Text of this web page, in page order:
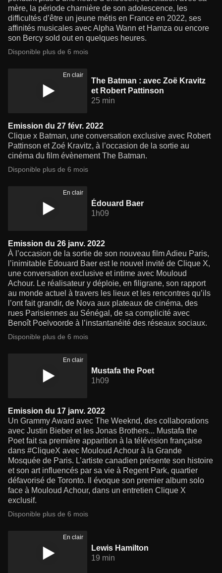
mère, la période charnière de son adolescence, les
difficultés d’être un jeune métis en France en 2022, ses
affinités musicales avec Alpha Wann et Hamza ou encore
son Bercy sold out en quelques heures.
Disponible plus de 6 mois
En clair
The Batman : avec Zoë Kravitz
et Robert Pattinson
25 min
Emission du 27 févr. 2022
Clique x Batman, une conversation exclusive avec Robert
Pattinson et Zoé Kravitz, à l’occasion de la sortie au
cinéma du film évènement The Batman.
Disponible plus de 6 mois
En clair
Édouard Baer
1h09
Emission du 26 janv. 2022
À l’occasion de la sortie de son nouveau film Adieu Paris,
l’inimitable Édouard Baer est le nouvel invité de Clique X,
une conversation exclusive et intime avec Mouloud
Achour. Le réalisateur y déploie, en filigrane, son rapport
au monde actuel à travers les lieux et les rencontres qu’ils
l’ont fait grandir, de Nova aux plateaux de cinéma, des
rues Parisiennes au Sénégal, de sa complicité avec
Benoît Poelvoorde à l’instantanéité des réseaux sociaux.
Disponible plus de 6 mois
En clair
Mustafa the Poet
1h09
Emission du 17 janv. 2022
Un Grammy Award avec The Weeknd, des collaborations
avec Justin Bieber et les Jonas Brothers... Mustafa the
Poet fait sa première apparition à la télévision française
dans #CliqueX avec Mouloud Achour à la Grande
Mosquée de Paris. L’artiste canadien présente son histoire
et son art influencés par sa vie à Regent Park, quartier
défavorisé de Toronto. Il évoque son premier album solo
face à Mouloud Achour, dans un entretien Clique X
exclusif.
Disponible plus de 6 mois
En clair
Lewis Hamilton
19 min